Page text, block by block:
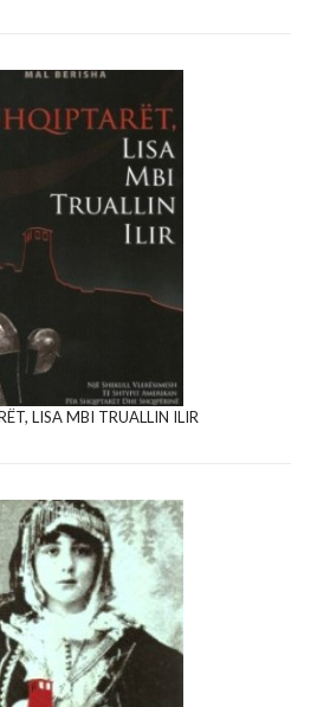
LISA MBI TRUALLIN ILIR